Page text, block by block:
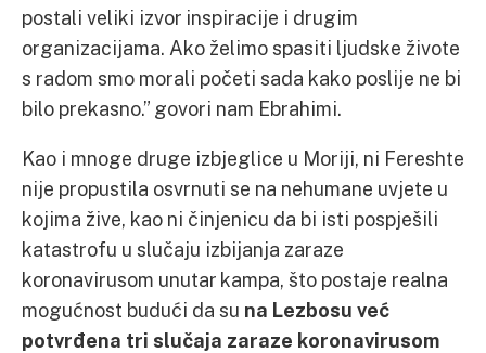
postali veliki izvor inspiracije i drugim
organizacijama. Ako želimo spasiti ljudske živote
s radom smo morali početi sada kako poslije ne bi
bilo prekasno.” govori nam Ebrahimi.
Kao i mnoge druge izbjeglice u Moriji, ni Fereshte
nije propustila osvrnuti se na nehumane uvjete u
kojima žive, kao ni činjenicu da bi isti pospješili
katastrofu u slučaju izbijanja zaraze
koronavirusom unutar kampa, što postaje realna
mogućnost budući da su na Lezbosu već
potvrđena tri slučaja zaraze koronavirusom